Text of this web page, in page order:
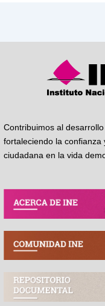
Contribuimos al
fortaleciendo la confianza
ciudadana en la vida